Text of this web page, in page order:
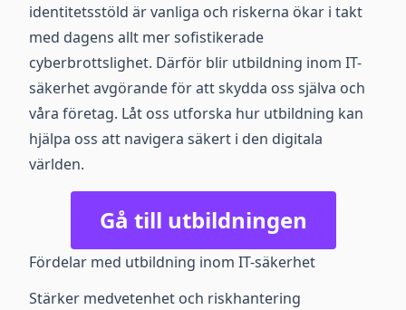
identitetsstöld är vanliga och riskerna ökar i takt
med dagens allt mer sofistikerade
cyberbrottslighet. Därför blir utbildning inom IT-
säkerhet avgörande för att skydda oss själva och
våra företag. Låt oss utforska hur utbildning kan
hjälpa oss att navigera säkert i den digitala
världen.
Gå till utbildningen
Fördelar med utbildning inom IT-säkerhet
Stärker medvetenhet och riskhantering